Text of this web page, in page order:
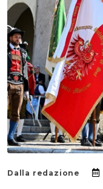
Dalla redazione